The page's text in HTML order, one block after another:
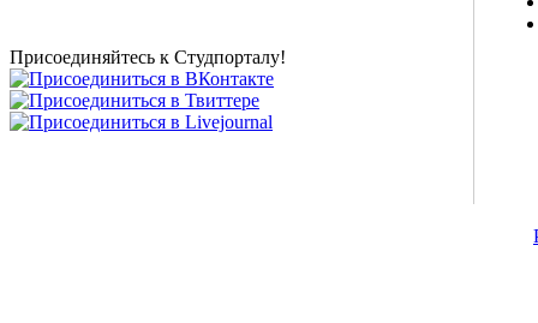
Присоединяйтесь к Студпорталу!